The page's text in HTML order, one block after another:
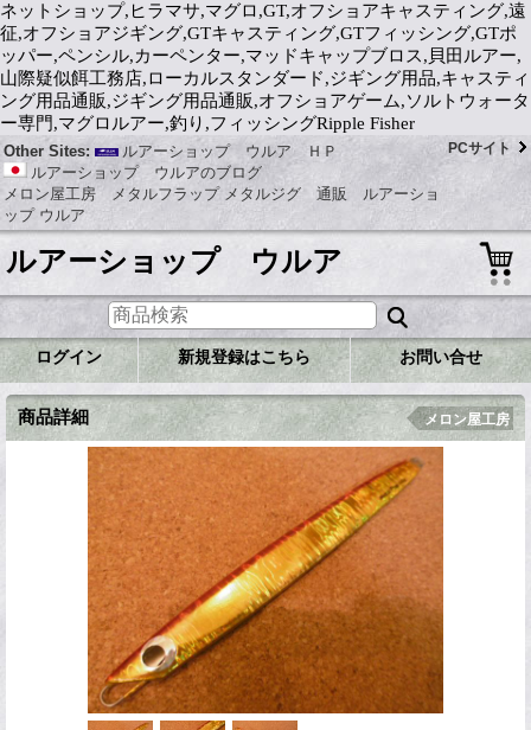
ネットショップ,ヒラマサ,マグロ,GT,オフショアキャスティング,遠
征,オフショアジギング,GTキャスティング,GTフィッシング,GTポ
ッパー,ペンシル,カーペンター,マッドキャップブロス,貝田ルアー,
山際疑似餌工務店,ローカルスタンダード,ジギング用品,キャスティ
ング用品通販,ジギング用品通販,オフショアゲーム,ソルトウォータ
ー専門,マグロルアー,釣り,フィッシングRipple Fisher
Other Sites:
ルアーショップ ウルア ＨＰ
ルアーショップ ウルアのブログ
メロン屋工房 メタルフラップ メタルジグ 通販 ルアーショ
ップ ウルア
PCサイト
ルアーショップ ウルア
ログイン 新規登録はこちら お問い合せ
商品詳細 メロン屋工房